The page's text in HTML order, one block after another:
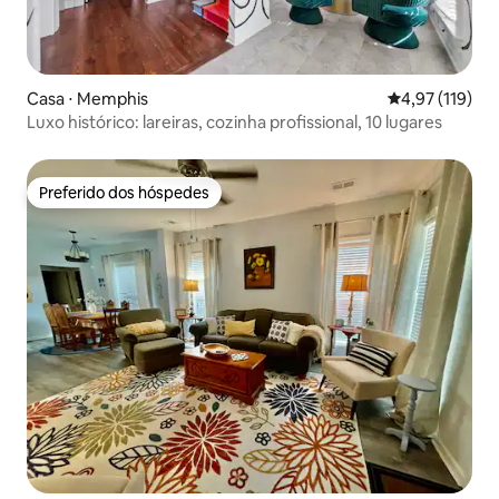
Casa ⋅ Memphis 4,97 de uma
4,97 (119)
Luxo histórico: lareiras, cozinha profissional, 10 lugares
Preferido dos hóspedes
Preferido dos hóspedes